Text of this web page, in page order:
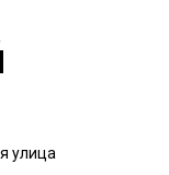
улица